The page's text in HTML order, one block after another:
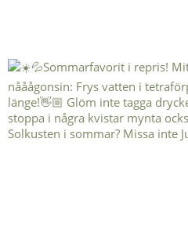
Solkusten i sommar? Missa inte